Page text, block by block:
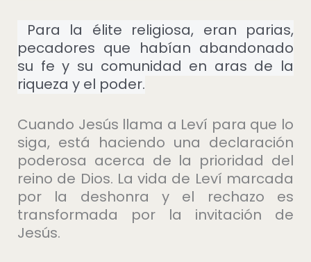
Para la élite religiosa, eran parias,
pecadores que habían abandonado
su fe y su comunidad en aras de la
riqueza y el poder.
Cuando Jesús llama a Leví para que lo
siga, está haciendo una declaración
poderosa acerca de la prioridad del
reino de Dios. La vida de Leví marcada
por la deshonra y el rechazo es
transformada por la invitación de
Jesús.